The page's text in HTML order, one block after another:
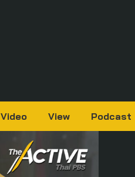
Video View Podcast